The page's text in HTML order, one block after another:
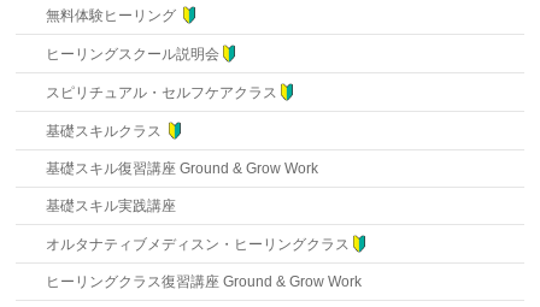
無料体験ヒーリング
ヒーリングスクール説明会
スピリチュアル・セルフケアクラス
基礎スキルクラス
基礎スキル復習講座 Ground & Grow Work
基礎スキル実践講座
オルタナティブメディスン・ヒーリングクラス
ヒーリングクラス復習講座 Ground & Grow Work